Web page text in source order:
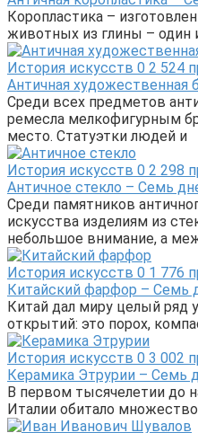
Коропластика –
животных из глины – один
История искусств 0 2 524
Античная художественная
Среди всех предметов
ремесла мелкофигурным
место. Статуэтки людей и
История искусств 0 2 298
Античное стекло – Семь
Среди памятников
искусства изделиям из
небольшое внимание, а
История искусств 0 1 776
Китайский фарфор – Семь
Китай дал миру целый ряд
открытий: это порох,
История искусств 0 3 002
Керамика Этрурии – Семь
В первом тысячелетии до
Италии обитало